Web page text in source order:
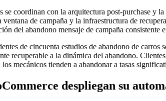
coordinan con la arquitectura post-purchase y
ventana de campaña y la infraestructura de
del abandono mensaje de campaña
de cincuenta estudios de abandono de
recuperable a la dinámica del abandono.
mecánicos tienden a abandonar a tasas
despliegan su